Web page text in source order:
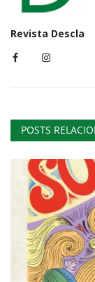
Revista Descla
POSTS